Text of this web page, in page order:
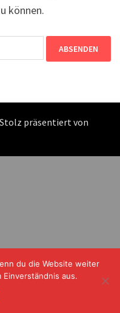
können.
präsentiert von
du die Website weiter
aus.